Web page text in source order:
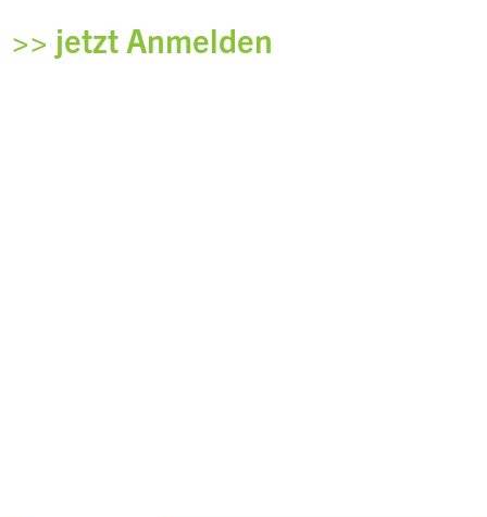
>> jetzt Anmelden